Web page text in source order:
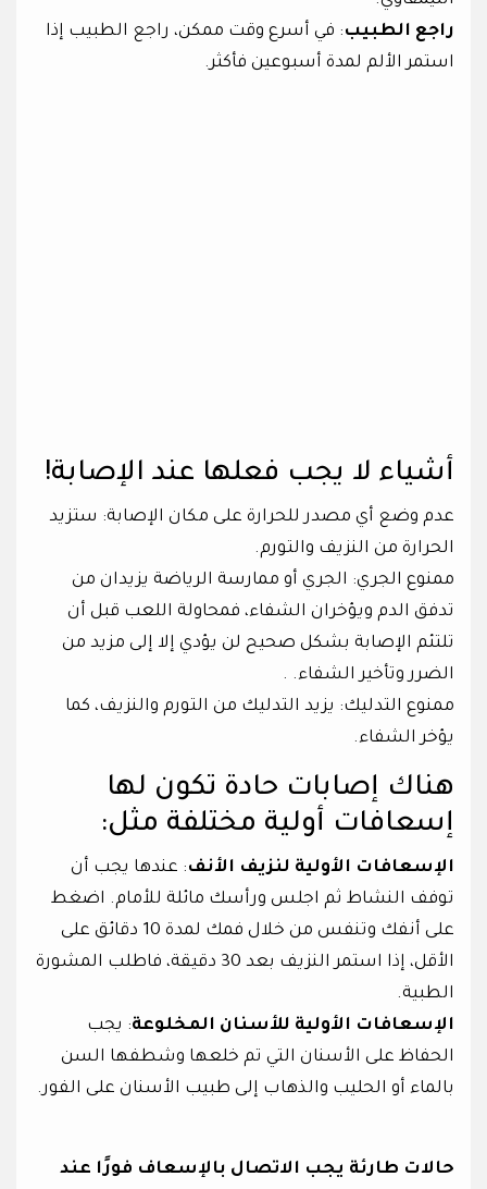
راجع الطبيب: في أسرع وقت ممكن، راجع الطبيب إذا
استمر الألم لمدة أسبوعين فأكثر.
أشياء لا يجب فعلها عند الإصابة!
عدم وضع أي مصدر للحرارة على مكان الإصابة: ستزيد
الحرارة من النزيف والتورم.
ممنوع الجري: الجري أو ممارسة الرياضة يزيدان من
تدفق الدم ويؤخران الشفاء، فمحاولة اللعب قبل أن
تلتئم الإصابة بشكل صحيح لن يؤدي إلا إلى مزيد من
الضرر وتأخير الشفاء. .
ممنوع التدليك: يزيد التدليك من التورم والنزيف، كما
يؤخر الشفاء.
هناك إصابات حادة تكون لها
إسعافات أولية مختلفة مثل:
الإسعافات الأولية لنزيف الأنف: عندها يجب أن
توفف النشاط ثم اجلس ورأسك مائلة للأمام. اضغط
على أنفك وتنفس من خلال فمك لمدة 10 دقائق على
الأقل، إذا استمر النزيف بعد 30 دقيقة، فاطلب المشورة
الطبية.
الإسعافات الأولية للأسنان المخلوعة: يجب
الحفاظ على الأسنان التي تم خلعها وشطفها السن
بالماء أو الحليب والذهاب إلى طبيب الأسنان على الفور.
حالات طارئة يجب الاتصال بالإسعاف فورًا عند